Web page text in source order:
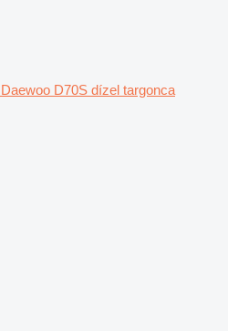
Daewoo D70S dízel targonca